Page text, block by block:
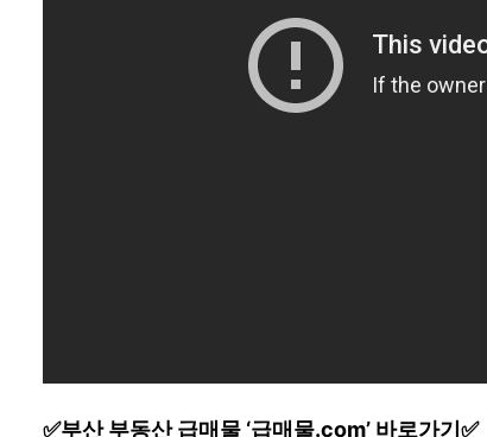
✅부산 부동산 급매물 ‘급매물.com’ 바로가기✅